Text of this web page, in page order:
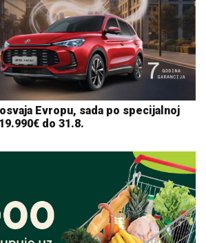
Evropu, sada po specijalnoj
do 31.8.